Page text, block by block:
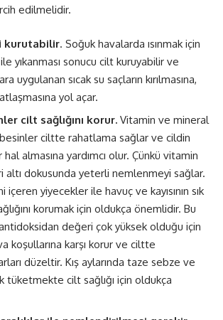
edilmelidir.
kurutabilir. Soğuk havalarda ısınmak için
yıkanması sonucu cilt kuruyabilir ve
uygulanan sıcak su saçların kırılmasına,
yol açar.
cilt sağlığını korur. Vitamin ve mineral
besinler ciltte rahatlama sağlar ve cildin
almasına yardımcı olur. Çünkü vitamin
altı dokusunda yeterli nemlenmeyi sağlar.
içeren yiyecekler ile havuç ve kayısının sık
korumak için oldukça önemlidir. Bu
değeri çok yüksek olduğu için
koşullarına karşı korur ve ciltte
düzeltir. Kış aylarında taze sebze ve
tüketmekte cilt sağlığı için oldukça